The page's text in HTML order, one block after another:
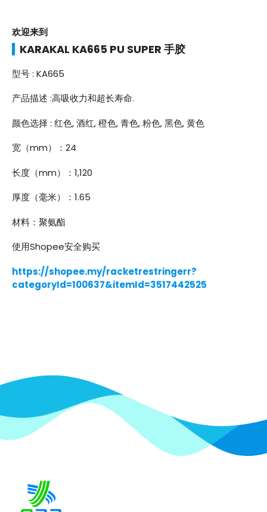
欢迎来到
KARAKAL KA665 PU SUPER 手胶
型号 : KA665
产品描述 :高吸收力和超长寿命.
颜色选择 : 红色, 酒红, 橙色, 青色, 粉色, 黑色, 黄色
宽（mm）：24
长度（mm）：1,120
厚度（毫米）：1.65
材料：聚氨酯
使用Shopee安全购买
https://shopee.my/racketrestringerr?
categoryId=100637&itemId=3517442525